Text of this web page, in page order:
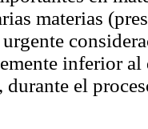
materias
inferior
durante el